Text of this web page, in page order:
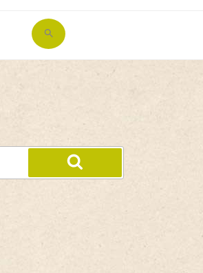
Search
for: